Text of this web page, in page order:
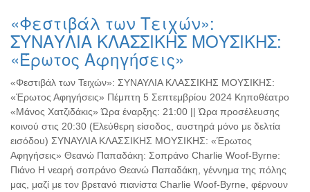
«Φεστιβάλ των Τειχών»:
ΣΥΝΑΥΛΙΑ ΚΛΑΣΣΙΚΗΣ ΜΟΥΣΙΚΗΣ:
«Έρωτος Αφηγήσεις»
«Φεστιβάλ των Τειχών»: ΣΥΝΑΥΛΙΑ ΚΛΑΣΣΙΚΗΣ ΜΟΥΣΙΚΗΣ:
«Έρωτος Αφηγήσεις» Πέμπτη 5 Σεπτεμβρίου 2024 Κηποθέατρο
«Μάνος Χατζιδάκις» Ώρα έναρξης: 21:00 || Ώρα προσέλευσης
κοινού στις 20:30 (Ελεύθερη είσοδος, αυστηρά μόνο με δελτία
εισόδου) ΣΥΝΑΥΛΙΑ ΚΛΑΣΣΙΚΗΣ ΜΟΥΣΙΚΗΣ: «Έρωτος
Αφηγήσεις» Θεανώ Παπαδάκη: Σοπράνο Charlie Woof-Byrne:
Πιάνο Η νεαρή σοπράνο Θεανώ Παπαδάκη, γέννημα της πόλης
μας, μαζί με τον βρετανό πιανίστα Charlie Woof-Byrne, φέρνουν